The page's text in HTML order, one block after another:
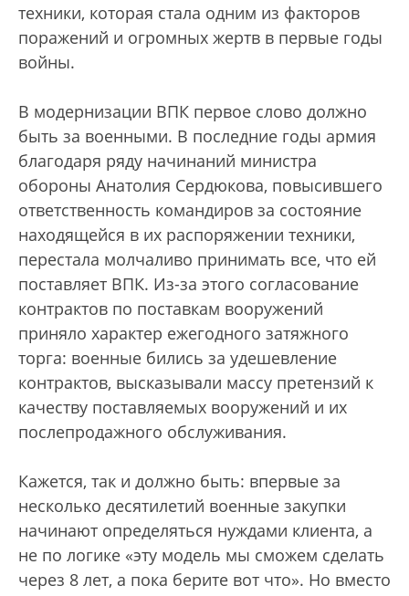
техники, которая стала одним из факторов
поражений и огромных жертв в первые годы
войны.
В модернизации ВПК первое слово должно
быть за военными. В последние годы армия
благодаря ряду начинаний министра
обороны Анатолия Сердюкова, повысившего
ответственность командиров за состояние
находящейся в их распоряжении техники,
перестала молчаливо принимать все, что ей
поставляет ВПК. Из-за этого согласование
контрактов по поставкам вооружений
приняло характер ежегодного затяжного
торга: военные бились за удешевление
контрактов, высказывали массу претензий к
качеству поставляемых вооружений и их
послепродажного обслуживания.
Кажется, так и должно быть: впервые за
несколько десятилетий военные закупки
начинают определяться нуждами клиента, а
не по логике «эту модель мы сможем сделать
через 8 лет, а пока берите вот что». Но вместо